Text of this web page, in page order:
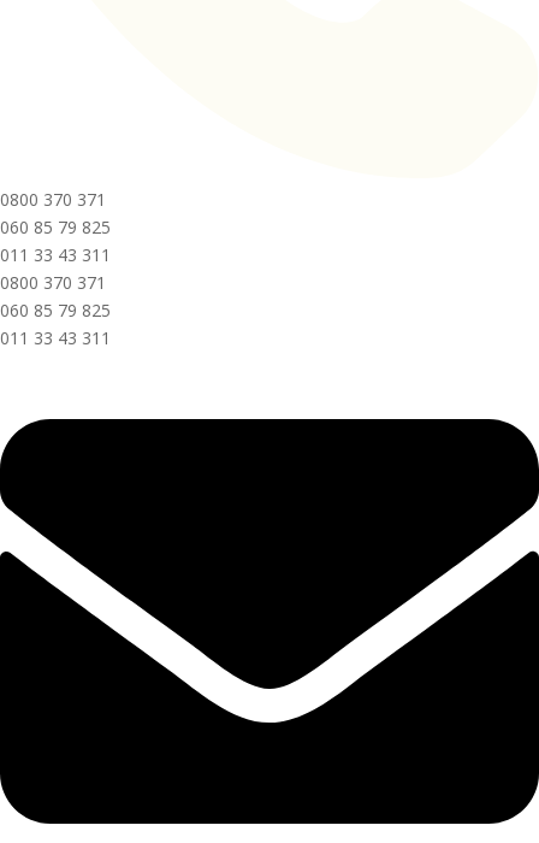
0800 370 371
060 85 79 825
011 33 43 311
0800 370 371
060 85 79 825
011 33 43 311